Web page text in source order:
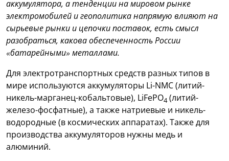
аккумулятора, а тенденции на мировом рынке
электромобилей и геополитика напрямую влияют на
сырьевые рынки и цепочки поставок, есть смысл
разобраться, какова обеспеченность России
«батарейными» металлами.
Для электротранспортных средств разных типов в
мире используются аккумуляторы Li-NMC (литий-
никель-марганец-кобальтовые), LiFePO4 (литий-
железо-фосфатные), а также натриевые и никель-
водородные (в космических аппаратах). Также для
производства аккумуляторов нужны медь и
алюминий.